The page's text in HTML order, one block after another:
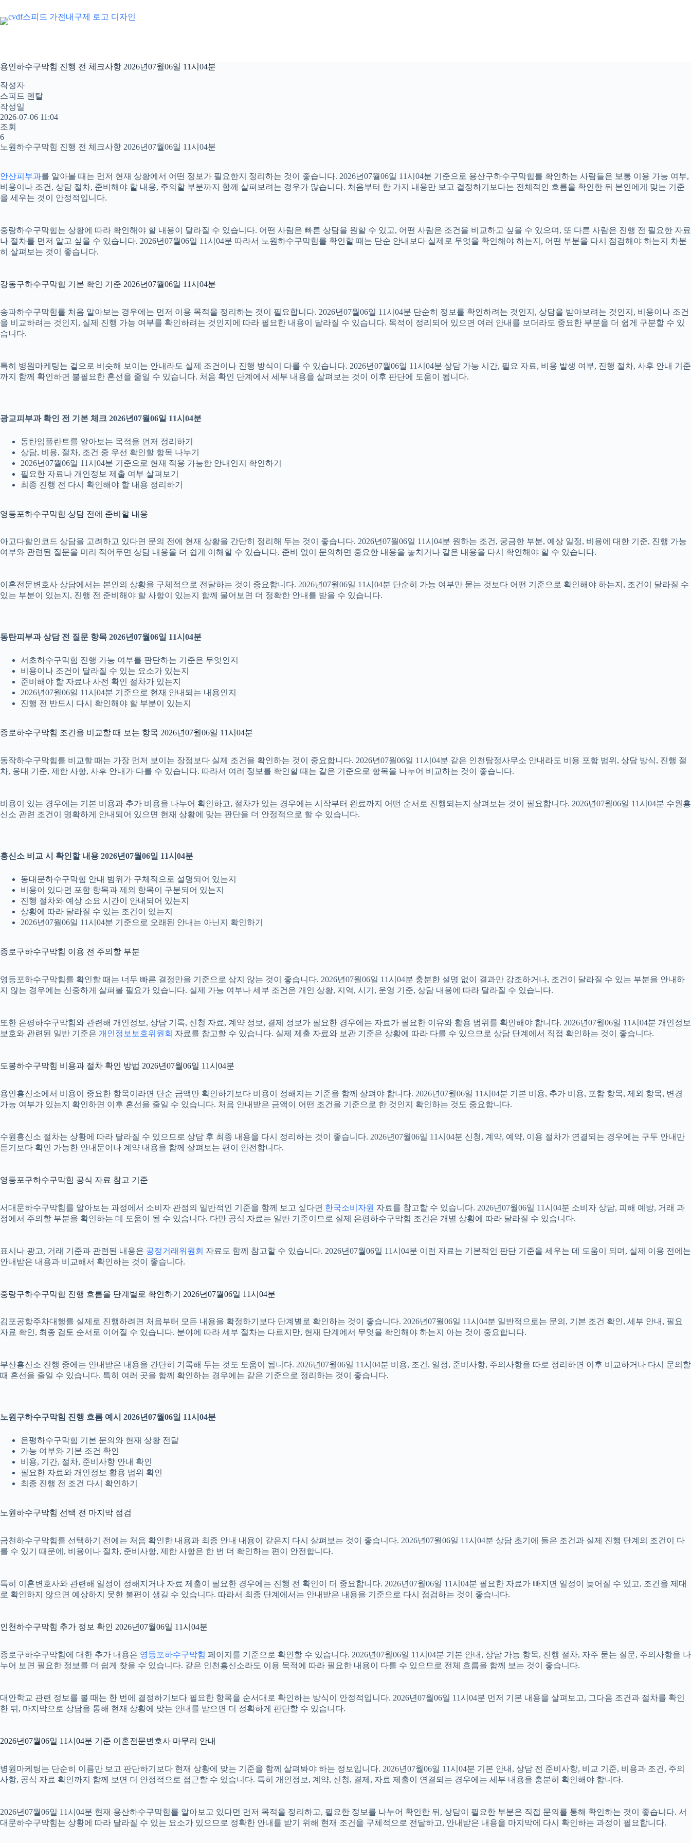
문
으
뛰
기
용인하수구막힘 진행 전 체크사항 2026년07월06일 11시04분
작성자
스피드 렌탈
작성일
2026-07-06 11:04
조회
6
노원하수구막힘 진행 전 체크사항 2026년07월06일 11시04분
안산피부과를 알아볼 때는 먼저 현재 상황에서 어떤 정보가 필요한지 정리하는 것이 좋습니다. 2026년07월06일 11시04분 기준으로 용산구하수구막힘를 확인하는 사람들은 보통 이용 가능 여부,
비용이나 조건, 상담 절차, 준비해야 할 내용, 주의할 부분까지 함께 살펴보려는 경우가 많습니다. 처음부터 한 가지 내용만 보고 결정하기보다는 전체적인 흐름을 확인한 뒤 본인에게 맞는 기준
을 세우는 것이 안정적입니다.
중랑하수구막힘는 상황에 따라 확인해야 할 내용이 달라질 수 있습니다. 어떤 사람은 빠른 상담을 원할 수 있고, 어떤 사람은 조건을 비교하고 싶을 수 있으며, 또 다른 사람은 진행 전 필요한 자료
나 절차를 먼저 알고 싶을 수 있습니다. 2026년07월06일 11시04분 따라서 노원하수구막힘를 확인할 때는 단순 안내보다 실제로 무엇을 확인해야 하는지, 어떤 부분을 다시 점검해야 하는지 차분
히 살펴보는 것이 좋습니다.
강동구하수구막힘 기본 확인 기준 2026년07월06일 11시04분
송파하수구막힘를 처음 알아보는 경우에는 먼저 이용 목적을 정리하는 것이 필요합니다. 2026년07월06일 11시04분 단순히 정보를 확인하려는 것인지, 상담을 받아보려는 것인지, 비용이나 조건
을 비교하려는 것인지, 실제 진행 가능 여부를 확인하려는 것인지에 따라 필요한 내용이 달라질 수 있습니다. 목적이 정리되어 있으면 여러 안내를 보더라도 중요한 부분을 더 쉽게 구분할 수 있
습니다.
특히 병원마케팅는 겉으로 비슷해 보이는 안내라도 실제 조건이나 진행 방식이 다를 수 있습니다. 2026년07월06일 11시04분 상담 가능 시간, 필요 자료, 비용 발생 여부, 진행 절차, 사후 안내 기준
까지 함께 확인하면 불필요한 혼선을 줄일 수 있습니다. 처음 확인 단계에서 세부 내용을 살펴보는 것이 이후 판단에 도움이 됩니다.
광교피부과 확인 전 기본 체크 2026년07월06일 11시04분
동탄임플란트를 알아보는 목적을 먼저 정리하기
상담, 비용, 절차, 조건 중 우선 확인할 항목 나누기
2026년07월06일 11시04분 기준으로 현재 적용 가능한 안내인지 확인하기
필요한 자료나 개인정보 제출 여부 살펴보기
최종 진행 전 다시 확인해야 할 내용 정리하기
영등포하수구막힘 상담 전에 준비할 내용
아고다할인코드 상담을 고려하고 있다면 문의 전에 현재 상황을 간단히 정리해 두는 것이 좋습니다. 2026년07월06일 11시04분 원하는 조건, 궁금한 부분, 예상 일정, 비용에 대한 기준, 진행 가능
여부와 관련된 질문을 미리 적어두면 상담 내용을 더 쉽게 이해할 수 있습니다. 준비 없이 문의하면 중요한 내용을 놓치거나 같은 내용을 다시 확인해야 할 수 있습니다.
이혼전문변호사 상담에서는 본인의 상황을 구체적으로 전달하는 것이 중요합니다. 2026년07월06일 11시04분 단순히 가능 여부만 묻는 것보다 어떤 기준으로 확인해야 하는지, 조건이 달라질 수
있는 부분이 있는지, 진행 전 준비해야 할 사항이 있는지 함께 물어보면 더 정확한 안내를 받을 수 있습니다.
동탄피부과 상담 전 질문 항목 2026년07월06일 11시04분
서초하수구막힘 진행 가능 여부를 판단하는 기준은 무엇인지
비용이나 조건이 달라질 수 있는 요소가 있는지
준비해야 할 자료나 사전 확인 절차가 있는지
2026년07월06일 11시04분 기준으로 현재 안내되는 내용인지
진행 전 반드시 다시 확인해야 할 부분이 있는지
종로하수구막힘 조건을 비교할 때 보는 항목 2026년07월06일 11시04분
동작하수구막힘를 비교할 때는 가장 먼저 보이는 장점보다 실제 조건을 확인하는 것이 중요합니다. 2026년07월06일 11시04분 같은 인천탐정사무소 안내라도 비용 포함 범위, 상담 방식, 진행 절
차, 응대 기준, 제한 사항, 사후 안내가 다를 수 있습니다. 따라서 여러 정보를 확인할 때는 같은 기준으로 항목을 나누어 비교하는 것이 좋습니다.
비용이 있는 경우에는 기본 비용과 추가 비용을 나누어 확인하고, 절차가 있는 경우에는 시작부터 완료까지 어떤 순서로 진행되는지 살펴보는 것이 필요합니다. 2026년07월06일 11시04분 수원흥
신소 관련 조건이 명확하게 안내되어 있으면 현재 상황에 맞는 판단을 더 안정적으로 할 수 있습니다.
흥신소 비교 시 확인할 내용 2026년07월06일 11시04분
동대문하수구막힘 안내 범위가 구체적으로 설명되어 있는지
비용이 있다면 포함 항목과 제외 항목이 구분되어 있는지
진행 절차와 예상 소요 시간이 안내되어 있는지
상황에 따라 달라질 수 있는 조건이 있는지
2026년07월06일 11시04분 기준으로 오래된 안내는 아닌지 확인하기
종로구하수구막힘 이용 전 주의할 부분
영등포하수구막힘를 확인할 때는 너무 빠른 결정만을 기준으로 삼지 않는 것이 좋습니다. 2026년07월06일 11시04분 충분한 설명 없이 결과만 강조하거나, 조건이 달라질 수 있는 부분을 안내하
지 않는 경우에는 신중하게 살펴볼 필요가 있습니다. 실제 가능 여부나 세부 조건은 개인 상황, 지역, 시기, 운영 기준, 상담 내용에 따라 달라질 수 있습니다.
또한 은평하수구막힘와 관련해 개인정보, 상담 기록, 신청 자료, 계약 정보, 결제 정보가 필요한 경우에는 자료가 필요한 이유와 활용 범위를 확인해야 합니다. 2026년07월06일 11시04분 개인정보
보호와 관련된 일반 기준은 개인정보보호위원회 자료를 참고할 수 있습니다. 실제 제출 자료와 보관 기준은 상황에 따라 다를 수 있으므로 상담 단계에서 직접 확인하는 것이 좋습니다.
도봉하수구막힘 비용과 절차 확인 방법 2026년07월06일 11시04분
용인흥신소에서 비용이 중요한 항목이라면 단순 금액만 확인하기보다 비용이 정해지는 기준을 함께 살펴야 합니다. 2026년07월06일 11시04분 기본 비용, 추가 비용, 포함 항목, 제외 항목, 변경
가능 여부가 있는지 확인하면 이후 혼선을 줄일 수 있습니다. 처음 안내받은 금액이 어떤 조건을 기준으로 한 것인지 확인하는 것도 중요합니다.
수원흥신소 절차는 상황에 따라 달라질 수 있으므로 상담 후 최종 내용을 다시 정리하는 것이 좋습니다. 2026년07월06일 11시04분 신청, 계약, 예약, 이용 절차가 연결되는 경우에는 구두 안내만
듣기보다 확인 가능한 안내문이나 계약 내용을 함께 살펴보는 편이 안전합니다.
영등포구하수구막힘 공식 자료 참고 기준
서대문하수구막힘를 알아보는 과정에서 소비자 관점의 일반적인 기준을 함께 보고 싶다면 한국소비자원 자료를 참고할 수 있습니다. 2026년07월06일 11시04분 소비자 상담, 피해 예방, 거래 과
정에서 주의할 부분을 확인하는 데 도움이 될 수 있습니다. 다만 공식 자료는 일반 기준이므로 실제 은평하수구막힘 조건은 개별 상황에 따라 달라질 수 있습니다.
표시나 광고, 거래 기준과 관련된 내용은 공정거래위원회 자료도 함께 참고할 수 있습니다. 2026년07월06일 11시04분 이런 자료는 기본적인 판단 기준을 세우는 데 도움이 되며, 실제 이용 전에는
안내받은 내용과 비교해서 확인하는 것이 좋습니다.
중랑구하수구막힘 진행 흐름을 단계별로 확인하기 2026년07월06일 11시04분
김포공항주차대행를 실제로 진행하려면 처음부터 모든 내용을 확정하기보다 단계별로 확인하는 것이 좋습니다. 2026년07월06일 11시04분 일반적으로는 문의, 기본 조건 확인, 세부 안내, 필요
자료 확인, 최종 검토 순서로 이어질 수 있습니다. 분야에 따라 세부 절차는 다르지만, 현재 단계에서 무엇을 확인해야 하는지 아는 것이 중요합니다.
부산흥신소 진행 중에는 안내받은 내용을 간단히 기록해 두는 것도 도움이 됩니다. 2026년07월06일 11시04분 비용, 조건, 일정, 준비사항, 주의사항을 따로 정리하면 이후 비교하거나 다시 문의할
때 혼선을 줄일 수 있습니다. 특히 여러 곳을 함께 확인하는 경우에는 같은 기준으로 정리하는 것이 좋습니다.
노원구하수구막힘 진행 흐름 예시 2026년07월06일 11시04분
은평하수구막힘 기본 문의와 현재 상황 전달
가능 여부와 기본 조건 확인
비용, 기간, 절차, 준비사항 안내 확인
필요한 자료와 개인정보 활용 범위 확인
최종 진행 전 조건 다시 확인하기
노원하수구막힘 선택 전 마지막 점검
금천하수구막힘를 선택하기 전에는 처음 확인한 내용과 최종 안내 내용이 같은지 다시 살펴보는 것이 좋습니다. 2026년07월06일 11시04분 상담 초기에 들은 조건과 실제 진행 단계의 조건이 다
를 수 있기 때문에, 비용이나 절차, 준비사항, 제한 사항은 한 번 더 확인하는 편이 안전합니다.
특히 이혼변호사와 관련해 일정이 정해지거나 자료 제출이 필요한 경우에는 진행 전 확인이 더 중요합니다. 2026년07월06일 11시04분 필요한 자료가 빠지면 일정이 늦어질 수 있고, 조건을 제대
로 확인하지 않으면 예상하지 못한 불편이 생길 수 있습니다. 따라서 최종 단계에서는 안내받은 내용을 기준으로 다시 점검하는 것이 좋습니다.
인천하수구막힘 추가 정보 확인 2026년07월06일 11시04분
종로구하수구막힘에 대한 추가 내용은 영등포하수구막힘 페이지를 기준으로 확인할 수 있습니다. 2026년07월06일 11시04분 기본 안내, 상담 가능 항목, 진행 절차, 자주 묻는 질문, 주의사항을 나
누어 보면 필요한 정보를 더 쉽게 찾을 수 있습니다. 같은 인천흥신소라도 이용 목적에 따라 필요한 내용이 다를 수 있으므로 전체 흐름을 함께 보는 것이 좋습니다.
대안학교 관련 정보를 볼 때는 한 번에 결정하기보다 필요한 항목을 순서대로 확인하는 방식이 안정적입니다. 2026년07월06일 11시04분 먼저 기본 내용을 살펴보고, 그다음 조건과 절차를 확인
한 뒤, 마지막으로 상담을 통해 현재 상황에 맞는 안내를 받으면 더 정확하게 판단할 수 있습니다.
2026년07월06일 11시04분 기준 이혼전문변호사 마무리 안내
병원마케팅는 단순히 이름만 보고 판단하기보다 현재 상황에 맞는 기준을 함께 살펴봐야 하는 정보입니다. 2026년07월06일 11시04분 기본 안내, 상담 전 준비사항, 비교 기준, 비용과 조건, 주의
사항, 공식 자료 확인까지 함께 보면 더 안정적으로 접근할 수 있습니다. 특히 개인정보, 계약, 신청, 결제, 자료 제출이 연결되는 경우에는 세부 내용을 충분히 확인해야 합니다.
2026년07월06일 11시04분 현재 용산하수구막힘를 알아보고 있다면 먼저 목적을 정리하고, 필요한 정보를 나누어 확인한 뒤, 상담이 필요한 부분은 직접 문의를 통해 확인하는 것이 좋습니다. 서
대문하수구막힘는 상황에 따라 달라질 수 있는 요소가 있으므로 정확한 안내를 받기 위해 현재 조건을 구체적으로 전달하고, 안내받은 내용을 마지막에 다시 확인하는 과정이 필요합니다.